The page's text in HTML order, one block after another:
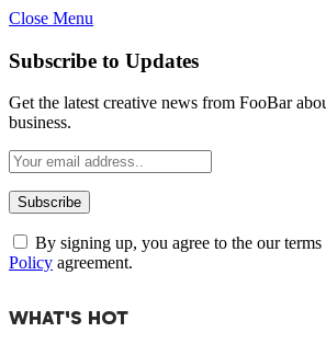
Close Menu
Subscribe to Updates
Get the latest creative news from FooBar
business.
By signing up, you agree to the our
Policy agreement.
WHAT'S HOT